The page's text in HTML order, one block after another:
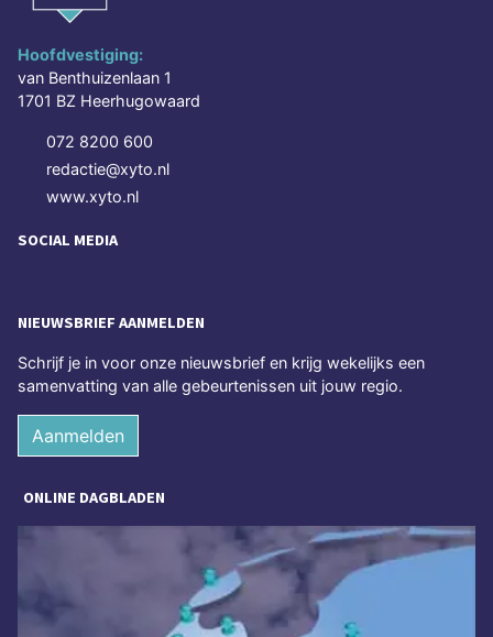
Hoofdvestiging:
van Benthuizenlaan 1
1701 BZ Heerhugowaard
072 8200 600
redactie@xyto.nl
www.xyto.nl
SOCIAL MEDIA
NIEUWSBRIEF AANMELDEN
Schrijf je in voor onze nieuwsbrief en krijg wekelijks een
samenvatting van alle gebeurtenissen uit jouw regio.
Aanmelden
ONLINE DAGBLADEN